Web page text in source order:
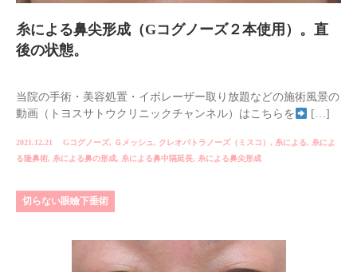
糸による鼻尖形成（Gコグノーズ２本使用）。直
後の状態。
当院の手術・美容処置・イボレーザー取り放題などの施術風景の
動画（トヨスサトウクリニックチャンネル）はこちらを
[…]
2021.12.21 Gコグノーズ, Ｇメッシュ, クレオパトラノーズ（ミスコ） , 糸による, 糸によ
る隆鼻術, 糸による鼻の形成, 糸による鼻中隔延長, 糸による鼻尖形成
切らない眼瞼下垂術